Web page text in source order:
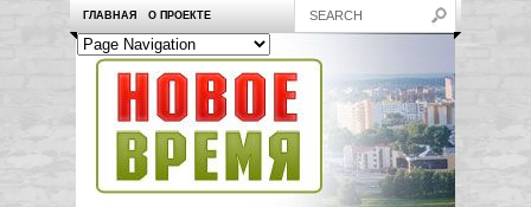
ГЛАВНАЯ О ПРОЕКТЕ